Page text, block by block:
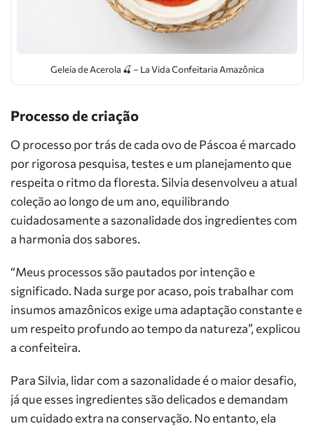
Geleia de Acerola 🍒 – La Vida Confeitaria Amazônica
Processo de criação
O processo por trás de cada ovo de Páscoa é marcado
por rigorosa pesquisa, testes e um planejamento que
respeita o ritmo da floresta. Silvia desenvolveu a atual
coleção ao longo de um ano, equilibrando
cuidadosamente a sazonalidade dos ingredientes com
a harmonia dos sabores.
“Meus processos são pautados por intenção e
significado. Nada surge por acaso, pois trabalhar com
insumos amazônicos exige uma adaptação constante e
um respeito profundo ao tempo da natureza”, explicou
a confeiteira.
​Para Silvia, lidar com a sazonalidade é o maior desafio,
já que esses ingredientes são delicados e demandam
um cuidado extra na conservação. No entanto, ela